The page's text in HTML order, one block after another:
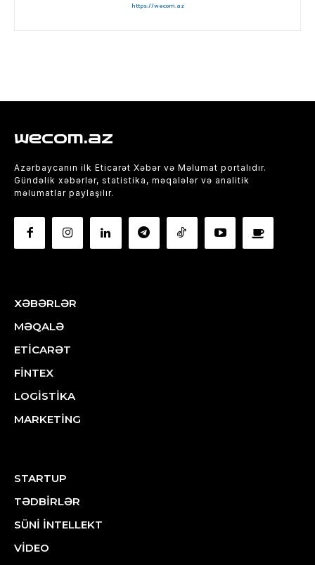
https://wecom.az
wecom.az
Azərbaycanın ilk Eticarət Xəbər və Məlumat portalıdır.
Gündəlik xəbərlər, statistika, məqalələr və analitik
məlumatlar paylaşılır.
XƏBƏRLƏR
MƏQALƏ
ETİCARƏT
FİNTEX
LOGİSTİKA
MARKETİNG
STARTUP
TƏDBİRLƏR
SÜNİ İNTELLEKT
VİDEO